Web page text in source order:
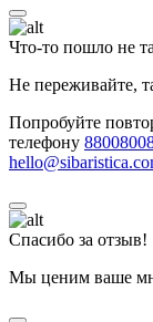
Что-то пошло не
Не переживайте,
Попробуйте
телефону
Спасибо за отзыв!
Мы ценим ваше